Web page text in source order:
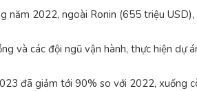
2022, ngoài Ronin (655 triệu
và các đội ngũ vận hành, thực hiện dự
đã giảm tới 90% so với 2022, xuống